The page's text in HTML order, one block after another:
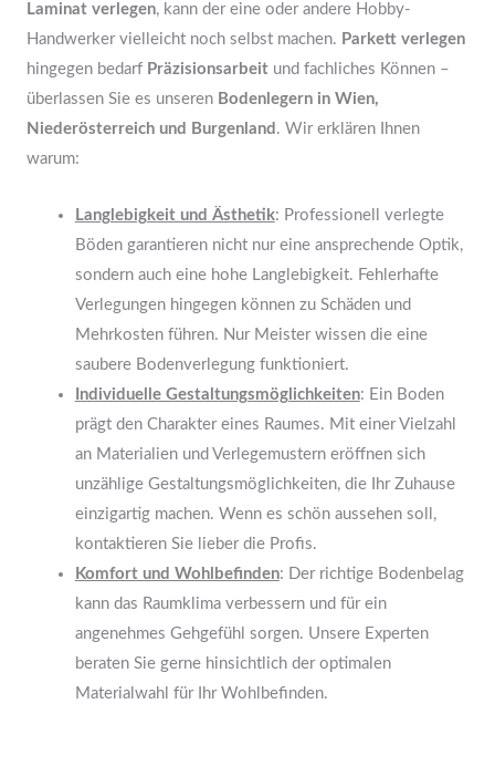
Laminat verlegen, kann der eine oder andere Hobby-
Handwerker vielleicht noch selbst machen. Parkett verlegen
hingegen bedarf Präzisionsarbeit und fachliches Können –
überlassen Sie es unseren Bodenlegern in Wien,
Niederösterreich und Burgenland . Wir erklären Ihnen
warum:
Langlebigkeit und Ästhetik: Professionell verlegte
Böden garantieren nicht nur eine ansprechende Optik,
sondern auch eine hohe Langlebigkeit. Fehlerhafte
Verlegungen hingegen können zu Schäden und
Mehrkosten führen. Nur Meister wissen die eine
saubere Bodenverlegung funktioniert.
Individuelle Gestaltungsmöglichkeiten: Ein Boden
prägt den Charakter eines Raumes. Mit einer Vielzahl
an Materialien und Verlegemustern eröffnen sich
unzählige Gestaltungsmöglichkeiten, die Ihr Zuhause
einzigartig machen. Wenn es schön aussehen soll,
kontaktieren Sie lieber die Profis.
Komfort und Wohlbefinden: Der richtige Bodenbelag
kann das Raumklima verbessern und für ein
angenehmes Gehgefühl sorgen. Unsere Experten
beraten Sie gerne hinsichtlich der optimalen
Materialwahl für Ihr Wohlbefinden.